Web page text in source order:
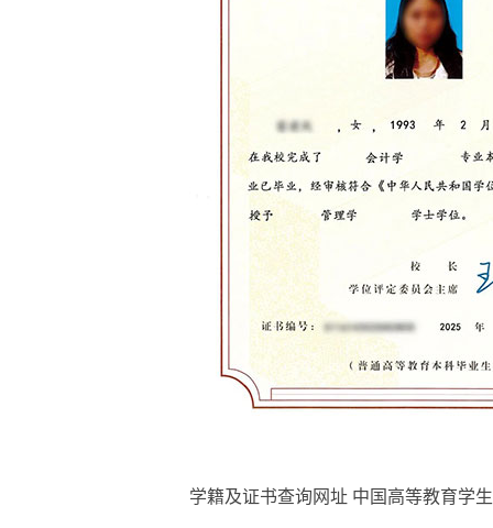
学籍及证书查询网址 中国高等教育学